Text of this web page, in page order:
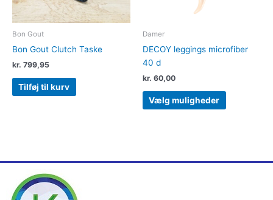
Bon Gout
Bon Gout Clutch Taske
kr. 799,95
Tilføj til kurv
Damer
DECOY leggings microfiber
40 d
kr. 60,00
Vælg muligheder